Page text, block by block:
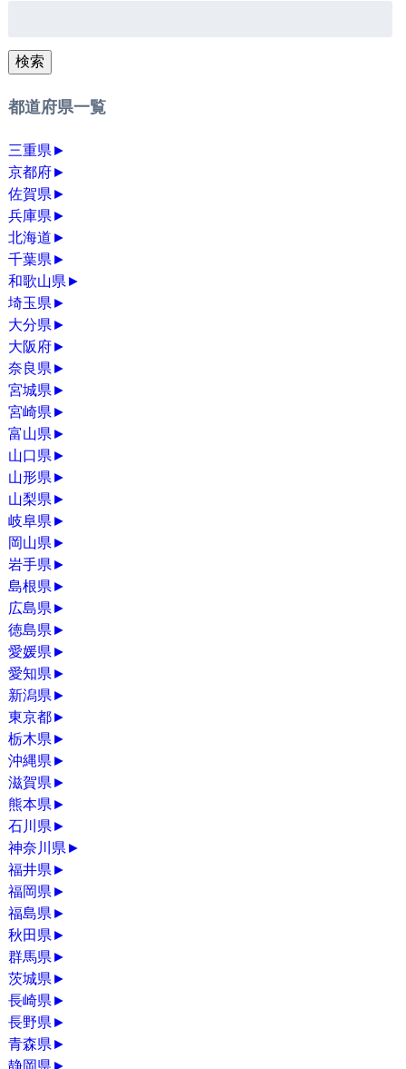
検索
都道府県一覧
三重県►
京都府►
佐賀県►
兵庫県►
北海道 ►
千葉県►
和歌山県►
埼玉県►
大分県►
大阪府►
奈良県►
宮城県►
宮崎県►
富山県►
山口県►
山形県►
山梨県►
岐阜県►
岡山県►
岩手県►
島根県►
広島県►
徳島県►
愛媛県►
愛知県►
新潟県►
東京都►
栃木県►
沖縄県►
滋賀県►
熊本県►
石川県►
神奈川県►
福井県►
福岡県►
福島県►
秋田県►
群馬県►
茨城県►
長崎県►
長野県►
青森県►